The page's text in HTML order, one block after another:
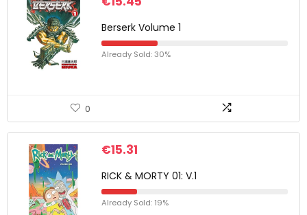
Berserk Volume 1
Already Sold: 30%
0
€15.31
RICK & MORTY 01: V.1
Already Sold: 19%